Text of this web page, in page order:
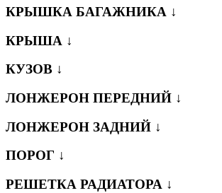
КРЫШКА БАГАЖНИКА ↓
КРЫША ↓
КУЗОВ ↓
ЛОНЖЕРОН ПЕРЕДНИЙ ↓
ЛОНЖЕРОН ЗАДНИЙ ↓
ПОРОГ ↓
РЕШЕТКА РАДИАТОРА ↓